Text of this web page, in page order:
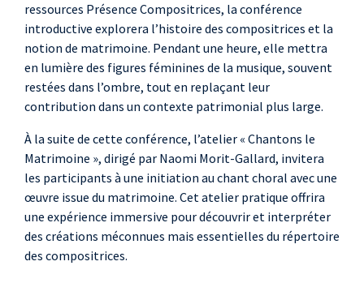
ressources Présence Compositrices, la conférence
introductive explorera l’histoire des compositrices et la
notion de matrimoine. Pendant une heure, elle mettra
en lumière des figures féminines de la musique, souvent
restées dans l’ombre, tout en replaçant leur
contribution dans un contexte patrimonial plus large.
À la suite de cette conférence, l’atelier « Chantons le
Matrimoine », dirigé par Naomi Morit-Gallard, invitera
les participants à une initiation au chant choral avec une
œuvre issue du matrimoine. Cet atelier pratique offrira
une expérience immersive pour découvrir et interpréter
des créations méconnues mais essentielles du répertoire
des compositrices.